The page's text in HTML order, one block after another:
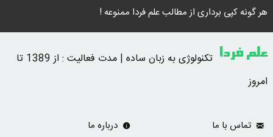
هر گونه کپی برداری از مطالب علم فردا ممنوعه !
علم فردا
تکنولوژی به زبان ساده | مدت فعالیت : از 1389 تا
امروز
تماس با ما درباره ما